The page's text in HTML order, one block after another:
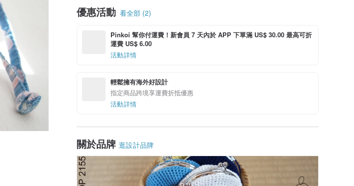
優惠活動 看全部 (2)
Pinkoi 幫你付運費！新會員 7 天內於 APP 下單滿 US$ 30.00 最高可折
運費 US$ 6.00
活動詳情
輕鬆擁有海外好設計
指定商品跨境享運費折抵優惠
活動詳情
關於品牌 逛設計品牌